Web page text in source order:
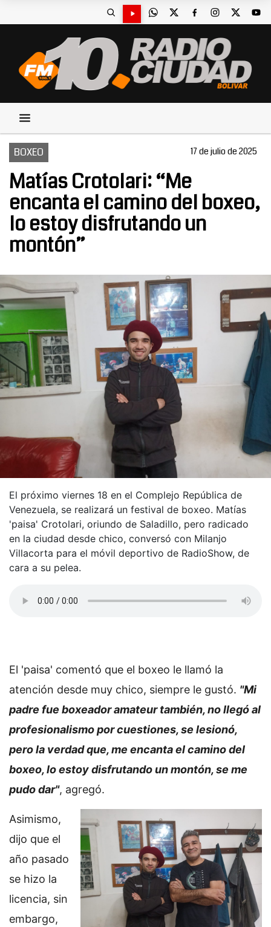
BOXEO 17 de julio de 2025
Matías Crotolari: “Me
encanta el camino del boxeo,
lo estoy disfrutando un
montón”
El próximo viernes 18 en el Complejo República de
Venezuela, se realizará un festival de boxeo. Matías
'paisa' Crotolari, oriundo de Saladillo, pero radicado
en la ciudad desde chico, conversó con Milanjo
Villacorta para el móvil deportivo de RadioShow, de
cara a su pelea.
El 'paisa' comentó que el boxeo le llamó la
atención desde muy chico, siempre le gustó. "Mi
padre fue boxeador amateur también, no llegó al
profesionalismo por cuestiones, se lesionó,
pero la verdad que, me encanta el camino del
boxeo, lo estoy disfrutando un montón, se me
pudo dar", agregó.
Asimismo,
dijo que el
año pasado
se hizo la
licencia, sin
embargo,